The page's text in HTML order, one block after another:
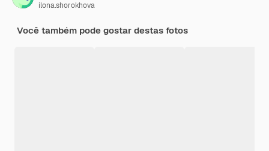
ilona.shorokhova
Você também pode gostar destas fotos